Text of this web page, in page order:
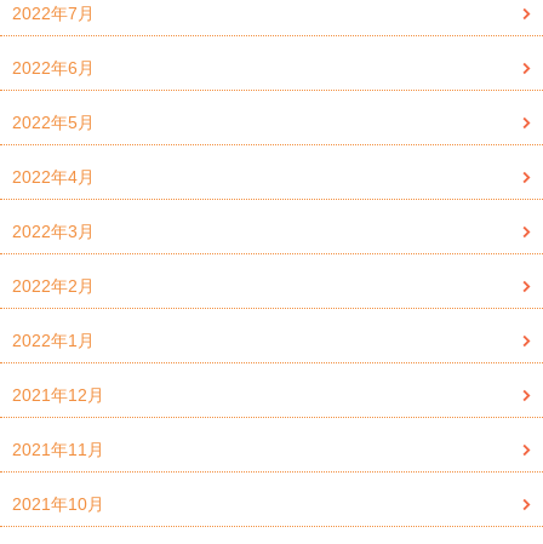
2022年7月
2022年6月
2022年5月
2022年4月
2022年3月
2022年2月
2022年1月
2021年12月
2021年11月
2021年10月